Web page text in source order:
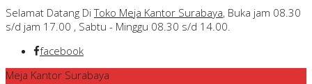
Selamat Datang DiToko Meja Kantor Surabaya, Buka jam 08.30
s/d jam 17.00 , Sabtu - Minggu 08.30 s/d 14.00.
facebook
Meja Kantor Surabaya